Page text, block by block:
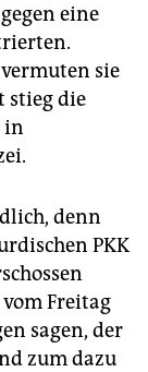
eine
sie
stieg die
in
denn
PKK
Freitag
sagen, der
zum dazu